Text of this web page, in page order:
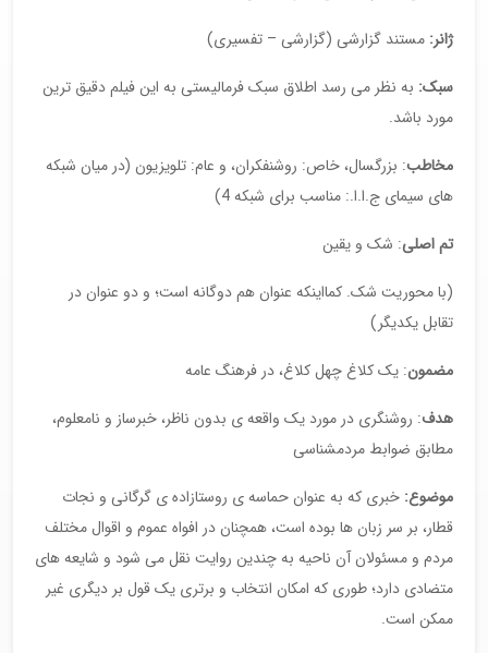
ژانر: مستند گزارشی (گزارشی – تفسیری)
سبک: به نظر می رسد اطلاق سبک فرمالیستی به این فیلم دقیق ترین
مورد باشد.
مخاطب: بزرگسال، خاص: روشنفکران، و عام: تلویزیون (در میان شبکه
های سیمای ج.ا.ا.: مناسب برای شبکه 4)
تم اصلی: شک و یقین
(با محوریت شک. کمااینکه عنوان هم دوگانه است؛ و دو عنوان در
تقابل یکدیگر)
مضمون: یک کلاغ چهل کلاغ، در فرهنگ عامه
هدف: روشنگری در مورد یک واقعه ی بدون ناظر، خبرساز و نامعلوم،
مطابق ضوابط مردمشناسی
موضوع: خبری که به عنوان حماسه ی روستازاده ی گرگانی و نجات
قطار، بر سر زبان ها بوده است، همچنان در افواه عموم و اقوال مختلف
مردم و مسئولان آن ناحیه به چندین روایت نقل می شود و شایعه های
متضادی دارد؛ طوری که امکان انتخاب و برتری یک قول بر دیگری غیر
ممکن است.